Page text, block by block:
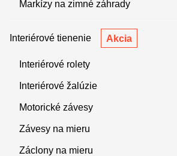
Markízy na zimné záhrady
Interiérové tienenie Akcia
Interiérové rolety
Interiérové žalúzie
Motorické závesy
Závesy na mieru
Záclony na mieru